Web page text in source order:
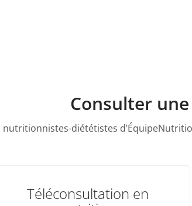
Consulter
nutritionnistes-diététistes
Téléconsultation en